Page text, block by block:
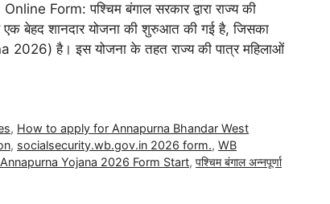
Form: पश्चिम बंगाल सरकार द्वारा राज्य की
बेहद शानदार योजना की शुरुआत की गई है, जिसका
2026) है। इस योजना के तहत राज्य की पात्र महिलाओं
, How to apply for Annapurna Bhandar West
, socialsecurity.wb.gov.in 2026 form., WB
Yojana 2026 Form Start, पश्चिम बंगाल अन्नपूर्णा